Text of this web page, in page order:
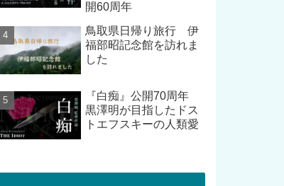
開60周年
鳥取県日帰り旅行 伊
福部昭記念館を訪れま
した
『白痴』公開70周年
黒澤明が目指したドス
トエフスキーの人類愛